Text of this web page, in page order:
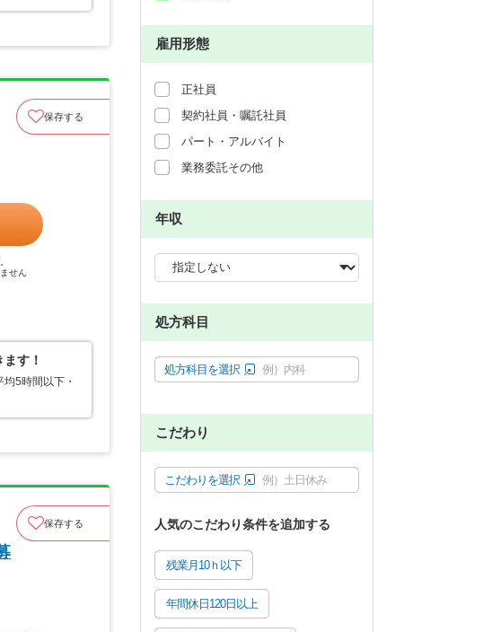
保存する
せん
す！
5時間以下・
保存する
雇用形態
正社員
契約社員・嘱託社員
パート・アルバイト
業務委託その他
年収
処方科目
処方科目を選択 例）内科
こだわり
こだわりを選択 例）土日休み
人気のこだわり条件を追加する
残業月10ｈ以下
年間休日120日以上